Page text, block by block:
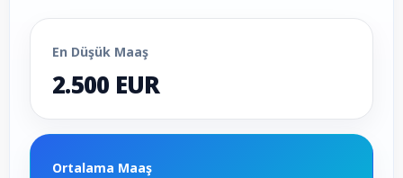
En Düşük Maaş
2.500 EUR
Ortalama Maaş